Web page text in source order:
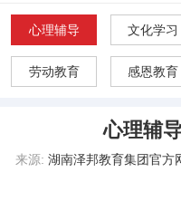
心理辅导 文化学习
劳动教育 感恩教育
心理辅
来源: 湖南泽邦教育集团官方